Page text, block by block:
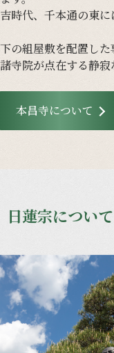
時代、 千本通の東に
の組屋敷を配置した
諸寺院が点在する静寂
本昌寺について
日蓮宗について